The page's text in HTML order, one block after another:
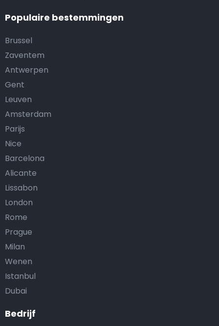
Bedrijf
Populaire bestemmingen
Brussel
Zaventem
Antwerpen
Gent
Leuven
Amsterdam
Parijs
Nice
Barcelona
Alicante
Lissabon
London
Rome
Prague
Milan
Wenen
Istanbul
Dubai